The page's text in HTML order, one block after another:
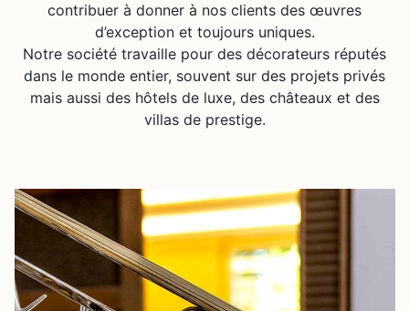
contribuer à donner à nos clients des œuvres
d’exception et toujours uniques.
Notre société travaille pour des décorateurs réputés
dans le monde entier, souvent sur des projets privés
mais aussi des hôtels de luxe, des châteaux et des
villas de prestige.